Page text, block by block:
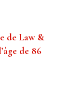
de Law &
de 86